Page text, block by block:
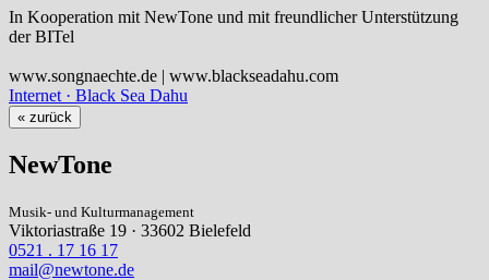
In Kooperation mit NewTone und mit freundlicher Unterstützung
der BITel
www.songnaechte.de | www.blackseadahu.com
Internet · Black Sea Dahu
« zurück
NewTone
Musik- und Kulturmanagement
Viktoriastraße 19 · 33602 Bielefeld
0521 . 17 16 17
mail@newtone.de